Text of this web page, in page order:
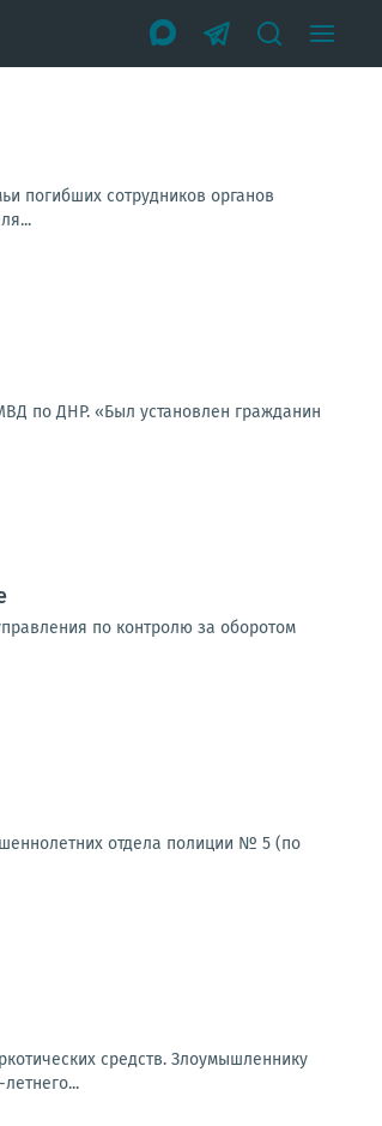
погибших сотрудников органов
по ДНР. «Был установлен гражданин
по контролю за оборотом
отдела полиции № 5 (по
средств. Злоумышленнику